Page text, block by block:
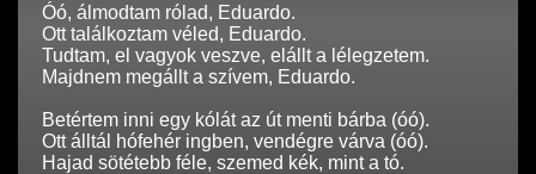
Óó, álmodtam rólad, Eduardo.
Ott találkoztam véled, Eduardo.
Tudtam, el vagyok veszve, elállt a lélegzetem.
Majdnem megállt a szívem, Eduardo.
Betértem inni egy kólát az út menti bárba (óó).
Ott álltál hófehér ingben, vendégre várva (óó).
Hajad sötétebb féle, szemed kék, mint a tó.